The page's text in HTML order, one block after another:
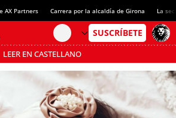
AX Partners Carrera por la alcaldía de Girona La
LEER EN CASTELLANO
al MODO AHORRO